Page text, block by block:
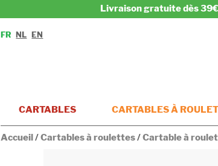
Livraison gratuite dès
FR NL EN
CARTABLES CARTABLES À
Accueil/Cartables à roulettes/Cartable à